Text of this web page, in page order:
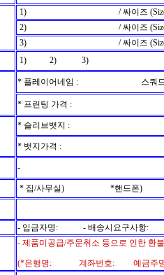
1) / 싸이즈
2) / 싸이즈
3) / 싸이즈
1) 2) 3)
* 플레이어네임 : 스쿼드
* 프린팅 가격 :
* 슬리브뱃지 :
* 뱃지가격 :
-
* 집/사무실) *핸드폰)
- 입금자명: - 배송시요구사항:
- 제품미공급/주문취소 등으로 인한 환
(*은행명: 계좌번호: 예금